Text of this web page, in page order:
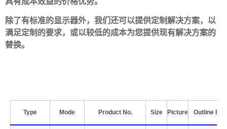
除了有标准的显示器外，我们还可以提供定制解决方案，以
满足定制的要求，或以较低的成本为您提供现有解决方案的
替换。
Type Mode Product No. Size Picture Outline